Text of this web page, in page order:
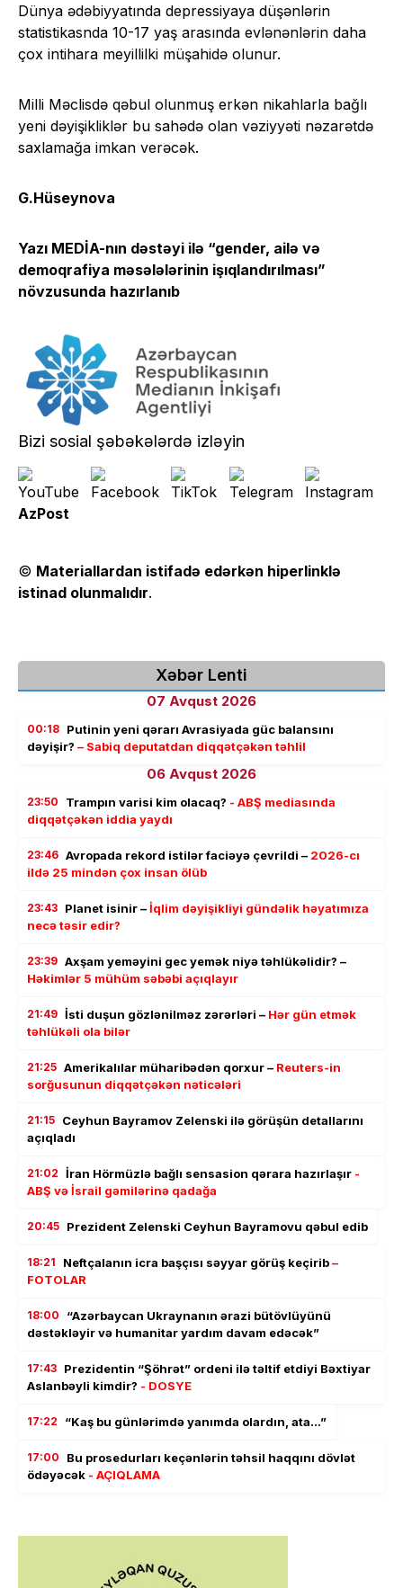
Dünya ədəbiyyatında depressiyaya düşənlərin
statistikasnda 10-17 yaş arasında evlənənlərin daha
çox intihara meyillilki müşahidə olunur.
Milli Məclisdə qəbul olunmuş erkən nikahlarla bağlı
yeni dəyişikliklər bu sahədə olan vəziyyəti nəzarətdə
saxlamağa imkan verəcək.
G.Hüseynova
Yazı MEDİA-nın dəstəyi ilə “gender, ailə və
demoqrafiya məsələlərinin işıqlandırılması”
növzusunda hazırlanıb
Bizi sosial şəbəkələrdə izləyin
AzPost
© Materiallardan istifadə edərkən hiperlinklə
istinad olunmalıdır.
Xəbər Lenti
07 Avqust 2026
00:18 Putinin yeni qərarı Avrasiyada güc balansını
dəyişir? – Sabiq deputatdan diqqətçəkən təhlil
06 Avqust 2026
23:50 Trampın varisi kim olacaq? - ABŞ mediasında
diqqətçəkən iddia yaydı
23:46 Avropada rekord istilər faciəyə çevrildi – 2026-cı
ildə 25 mindən çox insan ölüb
23:43 Planet isinir –İqlim dəyişikliyi gündəlik həyatımıza
necə təsir edir?
23:39 Axşam yeməyini gec yemək niyə təhlükəlidir? –
Həkimlər 5 mühüm səbəbi açıqlayır
21:49 İsti duşun gözlənilməz zərərləri – Hər gün etmək
təhlükəli ola bilər
21:25 Amerikalılar müharibədən qorxur – Reuters-in
sorğusunun diqqətçəkən nəticələri
21:15 Ceyhun Bayramov Zelenski ilə görüşün detallarını
açıqladı
21:02 İran Hörmüzlə bağlı sensasion qərara hazırlaşır -
ABŞ və İsrail gəmilərinə qadağa
20:45 Prezident Zelenski Ceyhun Bayramovu qəbul edib
18:21 Neftçalanın icra başçısı səyyar görüş keçirib–
FOTOLAR
18:00
“Azərbaycan Ukraynanın ərazi bütövlüyünü
dəstəkləyir və humanitar yardım davam edəcək”
17:43 Prezidentin “Şöhrət” ordeni ilə təltif etdiyi Bəxtiyar
Aslanbəyli kimdir? - DOSYE
17:22 “Kaş bu günlərimdə yanımda olardın, ata…”
17:00
Bu prosedurları keçənlərin təhsil haqqını dövlət
ödəyəcək - AÇIQLAMA